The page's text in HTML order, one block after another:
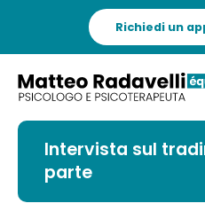
Richiedi un
Intervista sul
parte